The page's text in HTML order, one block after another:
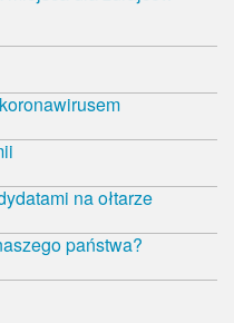
na ołtarze
państwa?